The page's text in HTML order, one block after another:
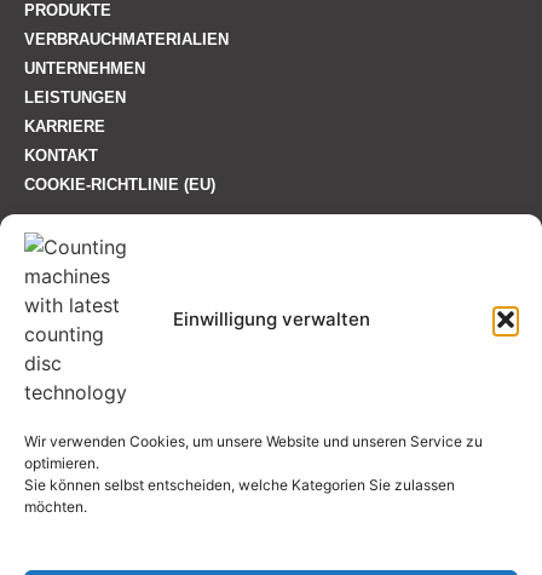
Einwilligung verwalten
Wir verwenden Cookies, um unsere Website und unseren Service zu
optimieren.
Sie können selbst entscheiden, welche Kategorien Sie zulassen
möchten.
PRODUKTE
VERBRAUCHMATERIALIEN
UNTERNEHMEN
LEISTUNGEN
KARRIERE
KONTAKT
COOKIE-RICHTLINIE (EU)
SO ERREICHEN SIE UNS
+49 7131-285100
info@gts-countmaster.com
Zertifiziert: